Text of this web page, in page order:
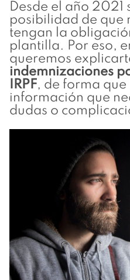
Desde el año 2021
posibilidad de que
tengan la
plantilla. Por eso,
queremos
indemnizaciones
IRPF, de forma que
información que
dudas o